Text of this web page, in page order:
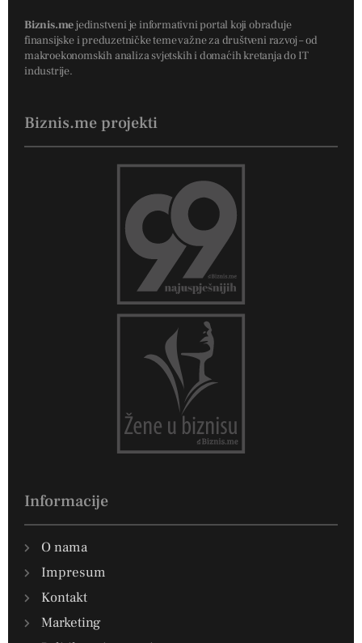
Biznis.mejedinstveni je informativni portal koji obrađuje
finansijske i preduzetničke teme važne za društveni razvoj – od
makroekonomskih analiza svjetskih i domaćih kretanja do IT
industrije.
Biznis.me projekti
Informacije
O nama
Impresum
Kontakt
Marketing